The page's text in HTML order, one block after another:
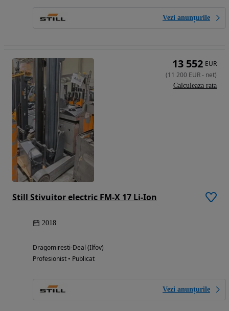
Vezi anunțurile
Still Stivuitor electric FM-X 17 Li-Ion
2018
Dragomiresti-Deal (Ilfov)
Profesionist • Publicat
Vezi anunțurile
13 552 EUR
(11 200 EUR- net)
Calculeaza rata